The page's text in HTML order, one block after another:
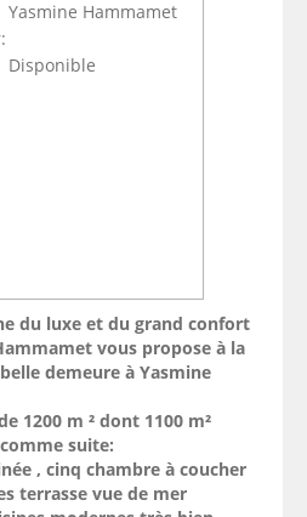
Yasmine Hammamet
Disponible
du luxe et du grand confort
vous propose à la
demeure à Yasmine
1200 m ² dont 1100 m²
suite:
, cinq chambre à coucher
terrasse vue de mer